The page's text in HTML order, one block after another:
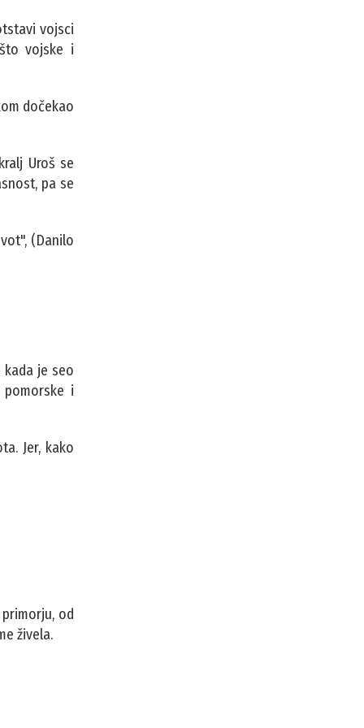
vojsci
vojske i
dočekao
Uroš se
pa se
(Danilo
je seo
i
Jer, kako
od
živela.